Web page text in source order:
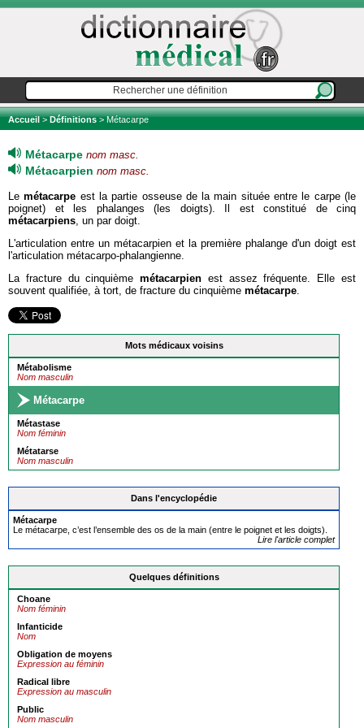
Accueil>Définitions> Métacarpe
Mots médicaux voisins
Métabolisme
Nom masculin
Métacarpe
Métastase
Nom féminin
Métatarse
Nom masculin
Dans l'encyclopédie
Métacarpe
Le métacarpe, c’est l’ensemble des os de la main (entre le poignet et les doigts).
Lire l'article complet
Quelques définitions
Choane
Nom féminin
Infanticide
Nom
Obligation de moyens
Expression au féminin
Radical libre
Expression au masculin
Public
Nom masculin
Métacarpe nom masc.
Métacarpien nom masc.
Lemétacarpe est la partie osseuse de la main située entre le carpe (le
poignet) et les phalanges (les doigts). Il est constitué de cinq
métacarpiens, un par doigt.
L'articulation entre un métacarpien et la première phalange d'un doigt est
l'articulation métacarpo-phalangienne.
La fracture du cinquièmemétacarpien est assez fréquente. Elle est
souvent qualifiée, à tort, de fracture du cinquième métacarpe.